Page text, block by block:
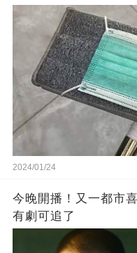
2024/01/24
今晚開播！又一都市
有劇可追了